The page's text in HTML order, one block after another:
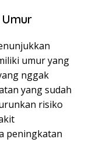
umur yang
nggak
yang sudah
risiko
peningkatan